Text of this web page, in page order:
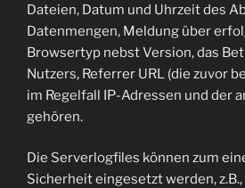
Dateien, Datum und Uhrzeit des
Datenmengen, Meldung über
Browsertyp nebst Version, das
Nutzers, Referrer URL (die zuvor
im Regelfall IP-Adressen und der
gehören.
Die Serverlogfiles können zum
Sicherheit eingesetzt werden,